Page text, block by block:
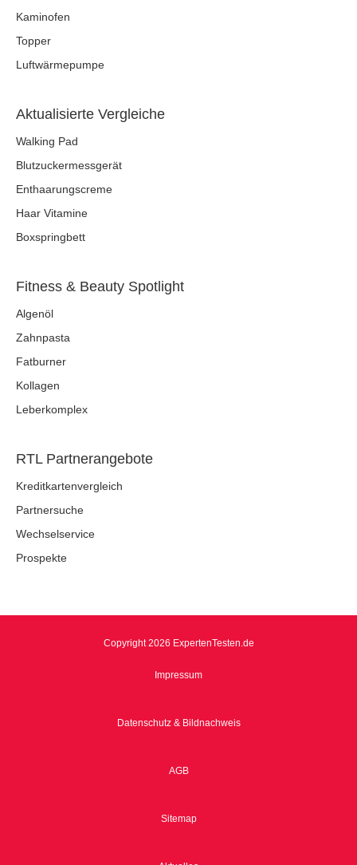
Kaminofen
Topper
Luftwärmepumpe
Aktualisierte Vergleiche
Walking Pad
Blutzuckermessgerät
Enthaarungscreme
Haar Vitamine
Boxspringbett
Fitness & Beauty Spotlight
Algenöl
Zahnpasta
Fatburner
Kollagen
Leberkomplex
RTL Partnerangebote
Kreditkartenvergleich
Partnersuche
Wechselservice
Prospekte
Copyright 2026 ExpertenTesten.de
Impressum
Datenschutz & Bildnachweis
AGB
Sitemap